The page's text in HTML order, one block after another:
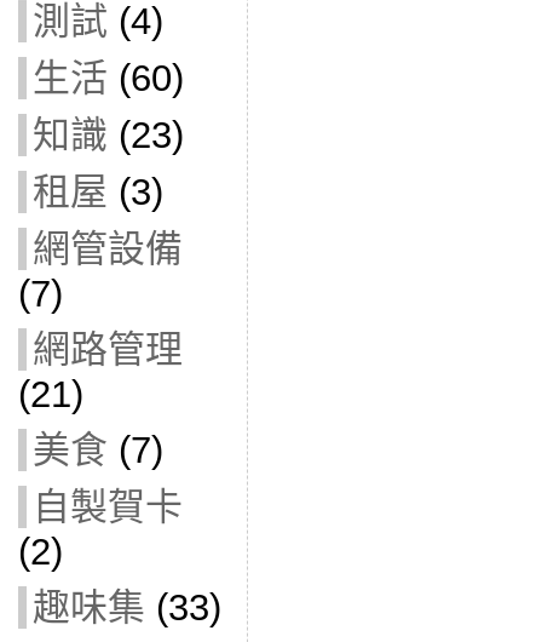
測試 (4)
生活 (60)
知識 (23)
租屋 (3)
網管設備
(7)
網路管理
(21)
美食 (7)
自製賀卡
(2)
趣味集 (33)